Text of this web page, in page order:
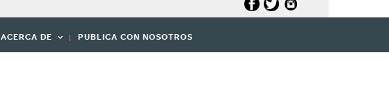
ACERCA DE PUBLICA CON NOSOTROS